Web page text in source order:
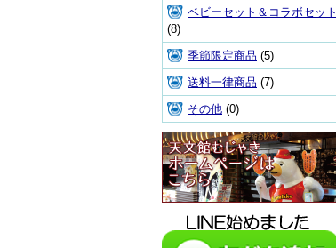
ベビーセット＆コラボセット
(8)
季節限定商品 (5)
送料一律商品 (7)
その他 (0)
天文館むじゃき本店HPはこち
ら